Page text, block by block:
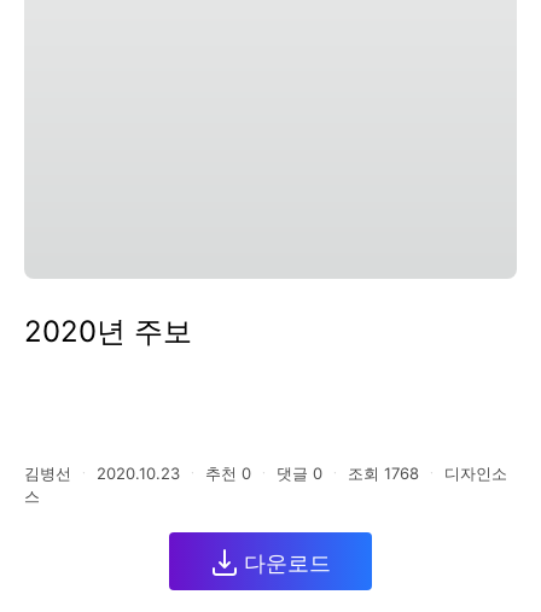
2020년 주보
김병선 ㆍ 2020.10.23 ㆍ 추천 0 ㆍ 댓글 0 ㆍ 조회 1768 ㆍ
디자인소
스
다운로드